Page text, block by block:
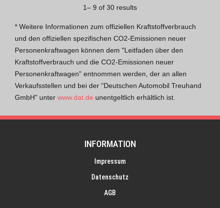
1– 9 of 30 results
* Weitere Informationen zum offiziellen Kraftstoffverbrauch
und den offiziellen spezifischen CO2-Emissionen neuer
Personenkraftwagen können dem "Leitfaden über den
Kraftstoffverbrauch und die CO2-Emissionen neuer
Personenkraftwagen" entnommen werden, der an allen
Verkaufsstellen und bei der "Deutschen Automobil Treuhand
GmbH" unter www.dat.de unentgeltlich erhältlich ist.
INFORMATION
Impressum
Datenschutz
AGB